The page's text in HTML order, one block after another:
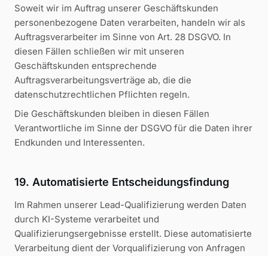
Soweit wir im Auftrag unserer Geschäftskunden
personenbezogene Daten verarbeiten, handeln wir als
Auftragsverarbeiter im Sinne von Art. 28 DSGVO. In
diesen Fällen schließen wir mit unseren
Geschäftskunden entsprechende
Auftragsverarbeitungsverträge ab, die die
datenschutzrechtlichen Pflichten regeln.
Die Geschäftskunden bleiben in diesen Fällen
Verantwortliche im Sinne der DSGVO für die Daten ihrer
Endkunden und Interessenten.
19. Automatisierte Entscheidungsfindung
Im Rahmen unserer Lead-Qualifizierung werden Daten
durch KI-Systeme verarbeitet und
Qualifizierungsergebnisse erstellt. Diese automatisierte
Verarbeitung dient der Vorqualifizierung von Anfragen